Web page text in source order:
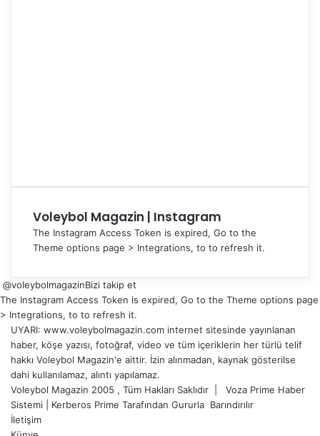
Voleybol Magazin | Instagram
The Instagram Access Token is expired, Go to the
Theme options page > Integrations, to to refresh it.
@voleybolmagazinBizi takip et
The Instagram Access Token is expired, Go to the Theme options page
> Integrations, to to refresh it.
UYARI: www.voleybolmagazin.com internet sitesinde yayınlanan
haber, köşe yazısı, fotoğraf, video ve tüm içeriklerin her türlü telif
hakkı Voleybol Magazin'e aittir. İzin alınmadan, kaynak gösterilse
dahi kullanılamaz, alıntı yapılamaz.
Voleybol Magazin 2005 , Tüm Hakları Saklıdır | Voza Prime Haber
Sistemi
Kerberos Prime Tarafından Gururla Barındırılır
İletişim